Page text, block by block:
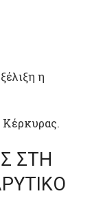
η
Κέρκυρας.
ΣΤΗ